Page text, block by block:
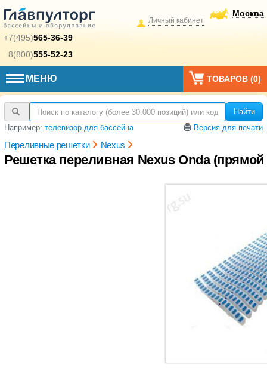
+7(495)565-36-39
8(800)555-52-23
Москва
Личный кабинет
МЕНЮ ТОВАРОВ (0)
Найти
Например: телевизор для бассейна Версия для печати
Переливные решетки Nexus
Решетка переливная Nexus Onda